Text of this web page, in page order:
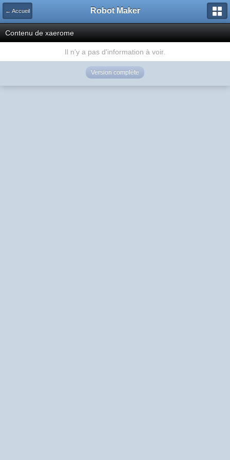
← Accueil Robot Maker
Contenu de xaerome
Il n'y a pas d'information à voir.
Version complète